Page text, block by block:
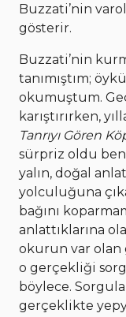
Buzzati’nin
gösterir.
Buzzati’nin
tanımıştım;
okumuştum.
karıştırırken,
Tanrıyı Gören
sürpriz oldu
yalın, doğal
yolculuğuna
bağını
anlattıklarına
okurun var olan
o gerçekliği
böylece.
gerçeklikte